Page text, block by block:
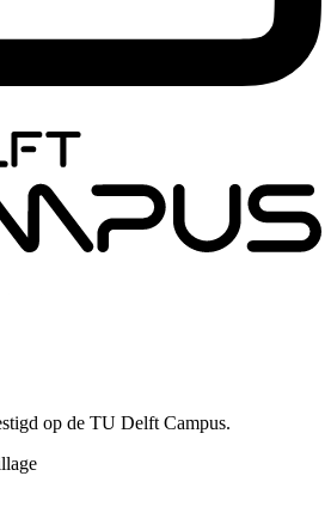
op de TU Delft Campus.